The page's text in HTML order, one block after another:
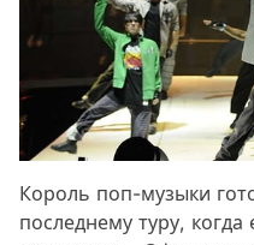
Король поп-музыки
последнему туру, когда